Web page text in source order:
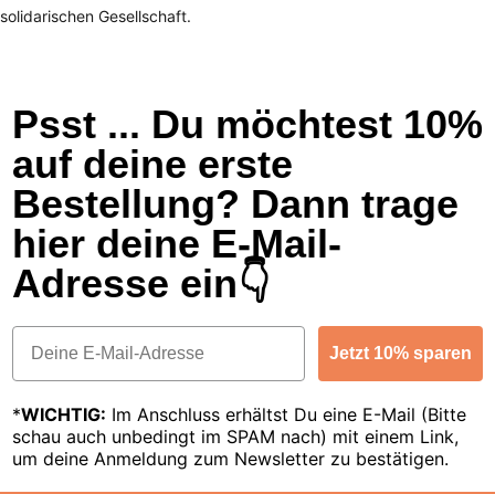
solidarischen Gesellschaft.
Psst ... Du möchtest 10%
auf deine erste
Bestellung? Dann trage
hier deine E-Mail-
Adresse ein👇
Email
Jetzt 10% sparen
*WICHTIG: Im Anschluss erhältst Du eine E-Mail (Bitte
schau auch unbedingt im SPAM nach) mit einem Link,
um deine Anmeldung zum Newsletter zu bestätigen.